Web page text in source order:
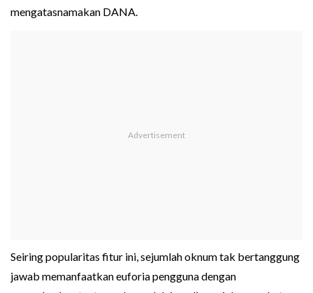
mengatasnamakan DANA.
Seiring popularitas fitur ini, sejumlah oknum tak bertanggung
jawab memanfaatkan euforia pengguna dengan